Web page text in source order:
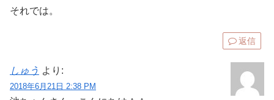
それでは。
返信
しゅう より:
2018年6月21日 2:38 PM